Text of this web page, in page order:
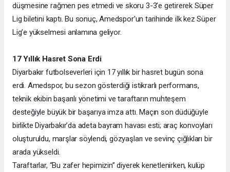
düşmesine rağmen pes etmedi ve skoru 3-3’e getirerek Süper
Lig biletini kaptı. Bu sonuç, Amedspor’un tarihinde ilk kez Süper
Lig’e yükselmesi anlamına geliyor.
17 Yıllık Hasret Sona Erdi
Diyarbakır futbolseverleri için 17 yıllık bir hasret bugün sona
erdi. Amedspor, bu sezon gösterdiği istikrarlı performans,
teknik ekibin başarılı yönetimi ve taraftarın muhteşem
desteğiyle büyük bir başarıya imza attı. Maçın son düdüğüyle
birlikte Diyarbakır’da adeta bayram havası esti; araç konvoyları
oluşturuldu, marşlar söylendi, gözyaşları ve sevinç çığlıkları bir
arada yükseldi.
Taraftarlar, “Bu zafer hepimizin” diyerek kenetlenirken, kulüp